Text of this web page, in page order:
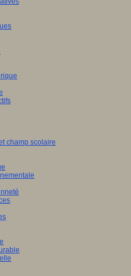
champ scolaire